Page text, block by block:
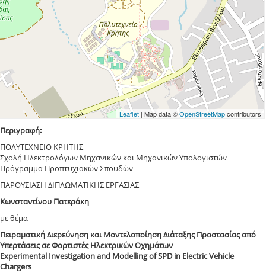
Leaflet| Map data ©OpenStreetMapcontributors
Περιγραφή:
ΠΟΛΥΤΕΧΝΕΙΟ ΚΡΗΤΗΣ
Σχολή Ηλεκτρολόγων Μηχανικών και Μηχανικών Υπολογιστών
Πρόγραμμα Προπτυχιακών Σπουδών
ΠΑΡΟΥΣΙΑΣΗ ΔΙΠΛΩΜΑΤΙΚΗΣ ΕΡΓΑΣΙΑΣ
Κωνσταντίνου Πατεράκη
με θέμα
Πειραματική Διερεύνηση και Μοντελοποίηση Διάταξης Προστασίας από
Υπερτάσεις σε Φορτιστές Ηλεκτρικών Οχημάτων
Experimental Investigation and Modelling of SPD in Electric Vehicle
Chargers